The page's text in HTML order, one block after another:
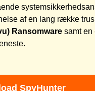
af en lang række
Ransomware samt en
SpyHunter